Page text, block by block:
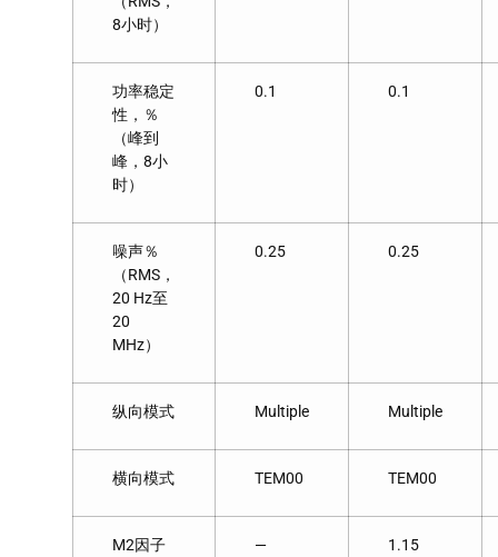
8小时）
功率稳定
性，％
（峰到
峰，8小
时）
0.1 0.1
噪声％
（RMS，
20 Hz至
20
MHz）
0.25 0.25
纵向模式 Multiple Multiple
横向模式 TEM00 TEM00
M2因子 — 1.15